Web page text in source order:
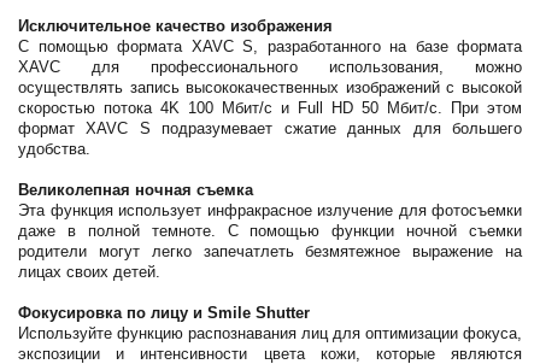
Исключительное качество изображения
С помощью формата XAVC S, разработанного на базе формата
XAVC для профессионального использования, можно
осуществлять запись высококачественных изображений с высокой
скоростью потока 4K 100 Мбит/с и Full HD 50 Мбит/с. При этом
формат XAVC S подразумевает сжатие данных для большего
удобства.
Великолепная ночная съемка
Эта функция использует инфракрасное излучение для фотосъемки
даже в полной темноте. С помощью функции ночной съемки
родители могут легко запечатлеть безмятежное выражение на
лицах своих детей.
Фокусировка по лицу и Smile Shutter
Используйте функцию распознавания лиц для оптимизации фокуса,
экспозиции и интенсивности цвета кожи, которые являются